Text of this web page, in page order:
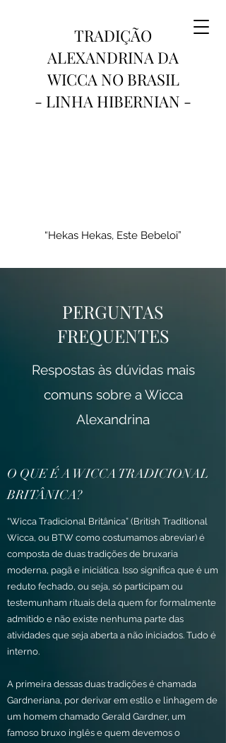
TRADIÇÃO
ALEXANDRINA DA
WICCA NO BRASIL
- LINHA HIBERNIAN -
“Hekas Hekas, Este Bebeloi”
PERGUNTAS
FREQUENTES
Respostas às dúvidas mais
comuns sobre a Wicca
Alexandrina
O QUE É A WICCA TRADICIONAL
BRITÂNICA?
“Wicca Tradicional Britânica” (British Traditional
Wicca, ou BTW como costumamos abreviar) é
composta de duas tradições de bruxaria
moderna, pagã e iniciática. Isso significa que é um
reduto fechado, ou seja, só participam ou
testemunham rituais dela quem for formalmente
admitido e não existe nenhuma parte das
atividades que seja aberta a não iniciados. Tudo é
interno.
A primeira dessas duas tradições é chamada
Gardneriana, por derivar em estilo e linhagem de
um homem chamado Gerald Gardner, um
famoso bruxo inglês e quem devemos o